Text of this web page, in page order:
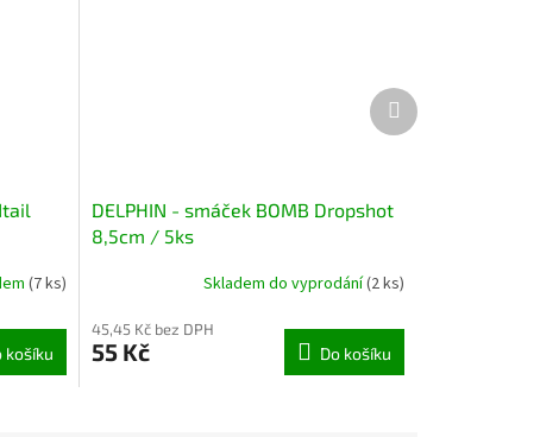
(7 ks)
košíku
DELPHIN - smáček BOMB Dropshot
8,5cm / 5ks
Skladem do vyprodání(2 ks)
45,45 Kč bez DPH
55 Kč Do košíku
Další
produkt